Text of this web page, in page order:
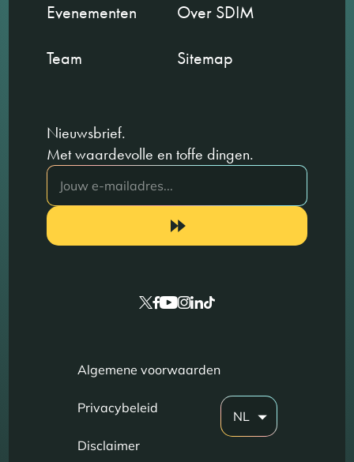
Evenementen
Over SDIM
Team
Sitemap
Nieuwsbrief.
Met waardevolle en toffe dingen.
Algemene voorwaarden
Privacybeleid
Disclaimer
NL